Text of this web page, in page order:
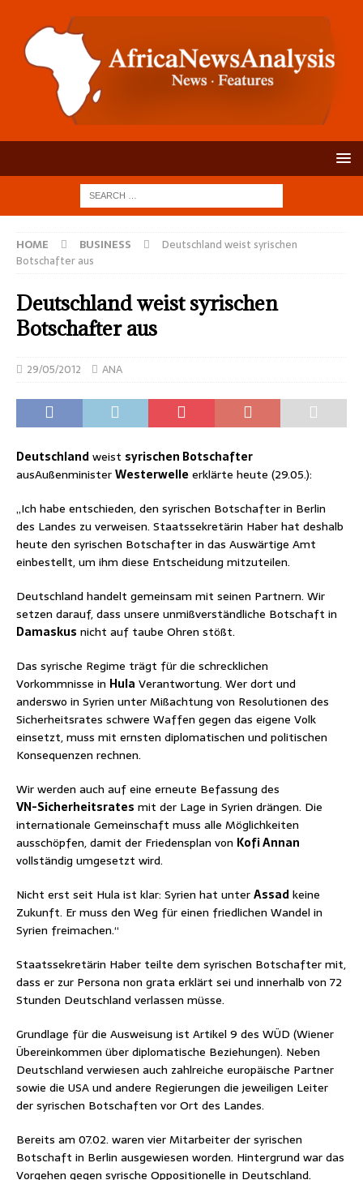
HOME BUSINESS
Deutschland weist syrischen
Botschafter aus
Deutschland weist syrischen
Botschafter aus
29/05/2012 ANA
Deutschlandweist syrischen Botschafter
ausAußenministerWesterwelle erklärte heute (29.05.):
„Ich habe entschieden, den syrischen Botschafter in Berlin
des Landes zu verweisen. Staatssekretärin Haber hat deshalb
heute den syrischen Botschafter in das Auswärtige Amt
einbestellt, um ihm diese Entscheidung mitzuteilen.
Deutschland handelt gemeinsam mit seinen Partnern. Wir
setzen darauf, dass unsere unmißverständliche Botschaft in
Damaskus nicht auf taube Ohren stößt.
Das syrische Regime trägt für die schrecklichen
Vorkommnisse in Hula Verantwortung. Wer dort und
anderswo in Syrien unter Mißachtung von Resolutionen des
Sicherheitsrates schwere Waffen gegen das eigene Volk
einsetzt, muss mit ernsten diplomatischen und politischen
Konsequenzen rechnen.
Wir werden auch auf eine erneute Befassung des
VN-Sicherheitsrates mit der Lage in Syrien drängen. Die
internationale Gemeinschaft muss alle Möglichkeiten
ausschöpfen, damit der Friedensplan von Kofi Annan
vollständig umgesetzt wird.
Nicht erst seit Hula ist klar: Syrien hat unterAssadkeine
Zukunft. Er muss den Weg für einen friedlichen Wandel in
Syrien freimachen.“
Staatssekretärin Haber teilte dem syrischen Botschafter mit,
dass er zur Persona non grata erklärt sei und innerhalb von 72
Stunden Deutschland verlassen müsse.
Grundlage für die Ausweisung ist Artikel 9 des WÜD (Wiener
Übereinkommen über diplomatische Beziehungen). Neben
Deutschland verwiesen auch zahlreiche europäische Partner
sowie die USA und andere Regierungen die jeweiligen Leiter
der syrischen Botschaften vor Ort des Landes.
Bereits am 07.02. waren vier Mitarbeiter der syrischen
Botschaft in Berlin ausgewiesen worden. Hintergrund war das
Vorgehen gegen syrische Oppositionelle in Deutschland.